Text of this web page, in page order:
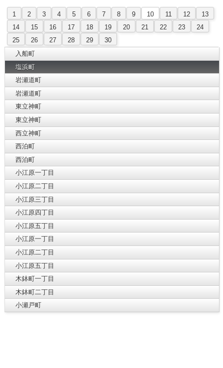
1 2 3 4 5 6 7 8 9 10 11 12
13
14
15 16 17 18 19 20 21 22 23
24
25
26 27 28 29
30
入船町
塩浜町
岩瀬道町
岩瀬道町
東立神町
東立神町
西立神町
西泊町
西泊町
小江原一丁目
小江原二丁目
小江原三丁目
小江原四丁目
小江原五丁目
小江原一丁目
小江原二丁目
小江原五丁目
木鉢町一丁目
木鉢町二丁目
小瀬戸町